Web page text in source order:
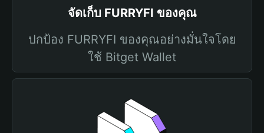
จัดเก็บ FURRYFI ของคุณ
ปกป้อง FURRYFI ของคุณอย่างมั่นใจโดย
ใช้ Bitget Wallet